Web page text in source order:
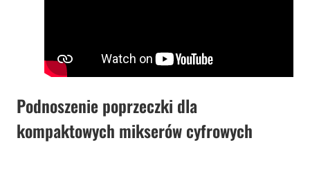
Podnoszenie poprzeczki dla
kompaktowych mikserów cyfrowych